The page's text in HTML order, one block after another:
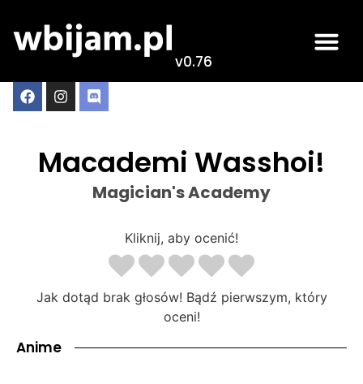
v0.76
Macademi Wasshoi!
Magician's Academy
Kliknij, aby ocenić!
Jak dotąd brak głosów! Bądź pierwszym, który
oceni!
Anime